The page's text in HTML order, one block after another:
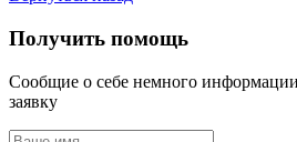
Получить помощь
Сообщие о себе немного
заявку